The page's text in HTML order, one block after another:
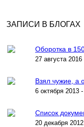
ЗАПИСИ В БЛОГАХ
Оборотка в
27 августа 2016
Взял чужие, а
6 октября 2013 -
Список
20 декабря